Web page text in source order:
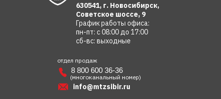
630541, г. Новосибирск,
Советское шоссе, 9
График работы офиса:
пн-пт: с 08:00 до 17:00
сб-вс: выходные
info@mtzsibir.ru
отдел продаж
(многоканальный номер)
8 800 600 36-36